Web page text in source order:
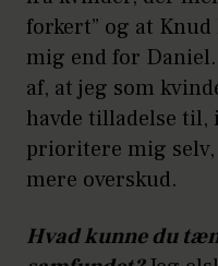
forkert” og at
mig end for
af, at jeg som
havde tilladelse
prioritere mig
mere overskud.
Hvad kunne du